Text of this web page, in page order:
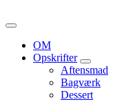
OM
Opskrifter
Aftensmad
Bagværk
Dessert